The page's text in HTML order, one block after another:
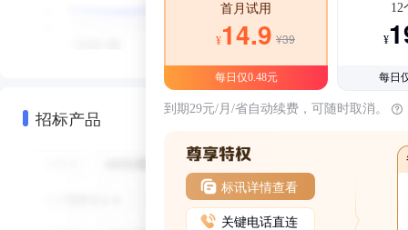
招标产品
首月试用
¥14.9 ¥39
每日仅0.48元
12
¥
每日
到期29元/月/省自动续费，可随时取消。
标讯详情查看
关键电话直连